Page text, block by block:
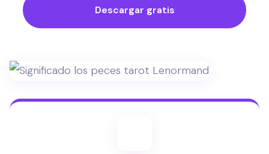
Descargar gratis